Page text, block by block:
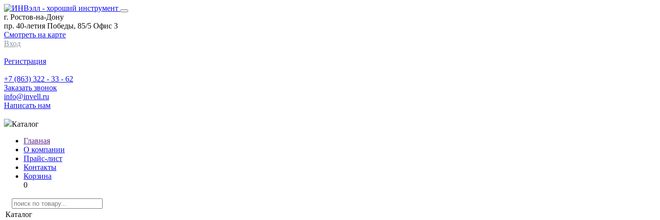
г. Ростов-на-Дону
пр. 40-летия Победы, 85/5 Офис 3
Смотреть на карте
Вход
Регистрация
+7 (863) 322 - 33 - 62
Заказать звонок
info@invell.ru
Написать нам
Каталог
Главная
О компании
Прайс-лист
Контакты
Корзина
0
Каталог